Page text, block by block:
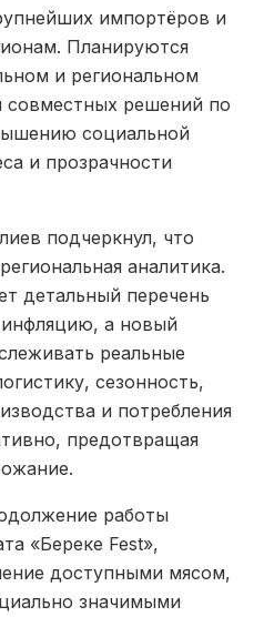
импортёров и
Планируются
и региональном
совместных решений по
социальной
и прозрачности
подчеркнул, что
аналитика.
детальный перечень
а новый
реальные
сезонность,
и потребления
предотвращая
работы
«Береке Fest»,
доступными мясом,
значимыми